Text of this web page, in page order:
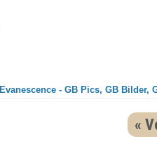
Evanescence - GB Pics, GB Bilder,
«